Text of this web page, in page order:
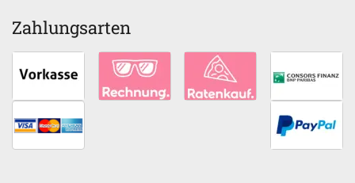
Zahlungsarten